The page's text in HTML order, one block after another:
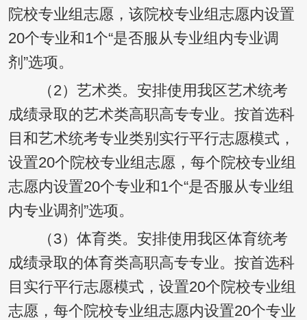
院校专业组志愿，该院校专业组志愿内设置
20个专业和1个“是否服从专业组内专业调
剂”选项。
（2）艺术类。安排使用我区艺术统考
成绩录取的艺术类高职高专专业。按首选科
目和艺术统考专业类别实行平行志愿模式，
设置20个院校专业组志愿，每个院校专业组
志愿内设置20个专业和1个“是否服从专业组
内专业调剂”选项。
（3）体育类。安排使用我区体育统考
成绩录取的体育类高职高专专业。按首选科
目实行平行志愿模式，设置20个院校专业组
志愿，每个院校专业组志愿内设置20个专业